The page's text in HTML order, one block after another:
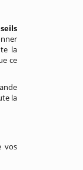
la
ce
la
vos